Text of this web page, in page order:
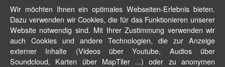
Wir möchten Ihnen ein optimales Webseiten-Erlebnis bieten.
Dazu verwenden wir Cookies, die für das Funktionieren unserer
Website notwendig sind. Mit Ihrer Zustimmung verwenden wir
auch Cookies und andere Technologien, die zur Anzeige
externer Inhalte (Videos über Youtube, Audios über
Soundcloud, Karten über MapTiler ...) oder zu anonymen